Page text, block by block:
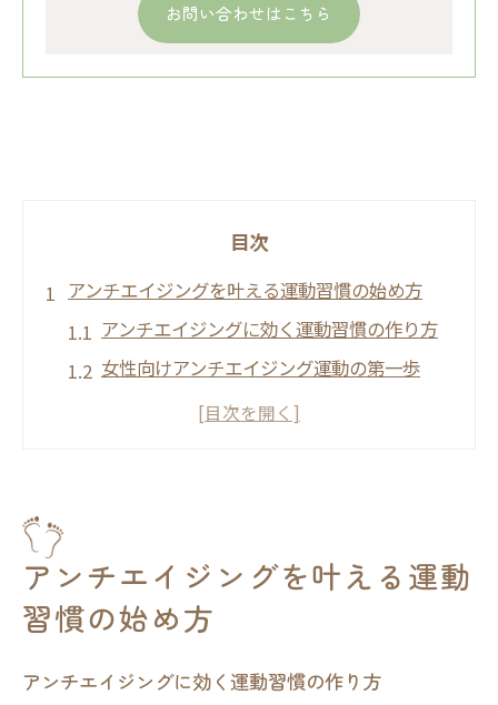
お問い合わせはこちら
目次
アンチエイジングを叶える運動習慣の始め方
アンチエイジングに効く運動習慣の作り方
女性向けアンチエイジング運動の第一歩
運動初心者が続けやすいアンチエイジング
顔の若返りを目指す運動の秘訣に迫る
運動で顔の若返りを実感する方法
アンチエイジングを促す表情筋トレのポイ
ント
アンチエイジングを叶える運動
習慣の始め方
アンチエイジングに効く運動習慣の作り方